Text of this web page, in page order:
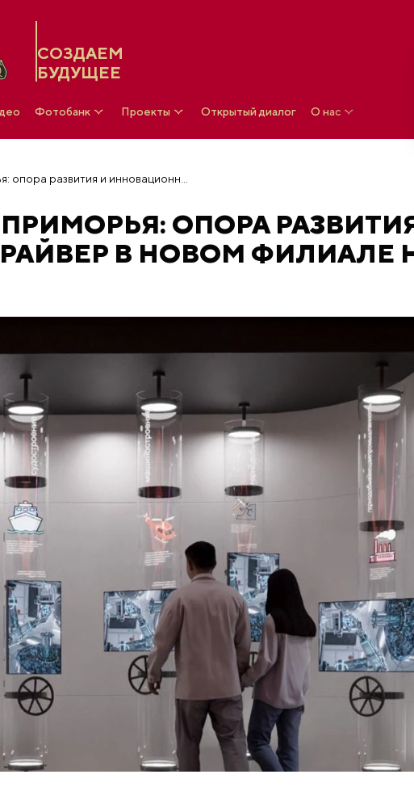
СОЗДАЕМ
БУДУЩЕЕ
Фотобанк Проекты Открытый диалог О нас
ОПОРА
В НОВОМ ФИЛИАЛЕ